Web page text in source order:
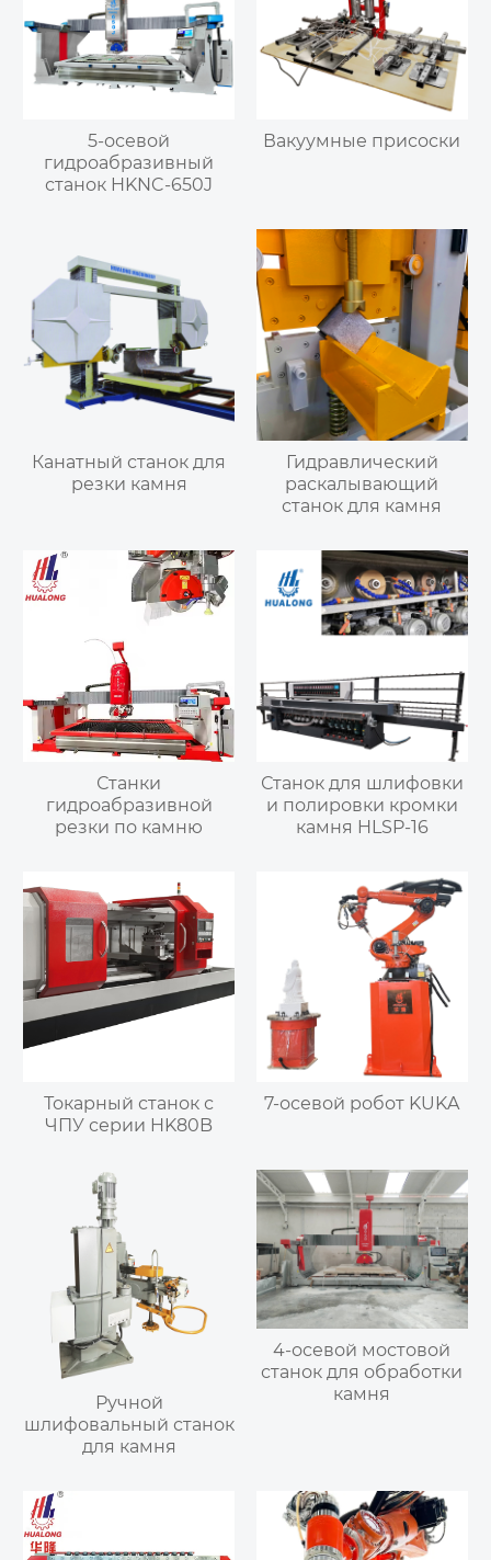
5-осевой
гидроабразивный
станок HKNC-650J
Вакуумные присоски
Канатный станок для
резки камня
Гидравлический
раскалывающий
станок для камня
Станки
гидроабразивной
резки по камню
Станок для шлифовки
и полировки кромки
камня HLSP-16
Токарный станок с
ЧПУ серии HK80B
7-осевой робот KUKA
Ручной
шлифовальный станок
для камня
4-осевой мостовой
станок для обработки
камня